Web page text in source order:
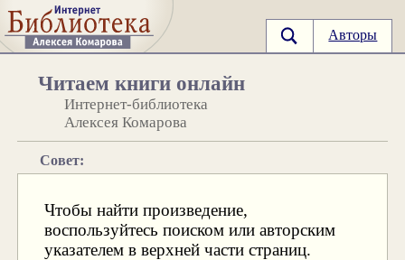
Авторы
Читаем книги онлайн
Интернет-библиотека
Алексея Комарова
Совет:
Чтобы найти произведение,
воспользуйтесь поиском или авторским
указателем в верхней части страниц.